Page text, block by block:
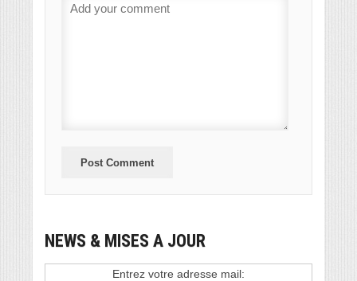
NEWS & MISES A JOUR
Entrez votre adresse mail: